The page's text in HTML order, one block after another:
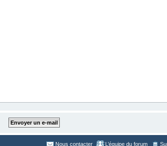
L’équipe du forum
Nous contacter